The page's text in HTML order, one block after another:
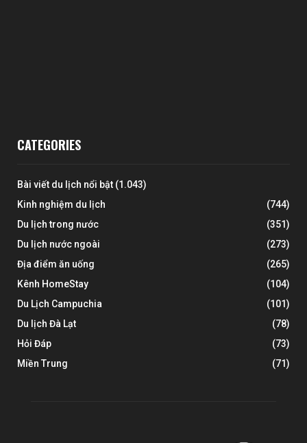
CATEGORIES
Bài viết du lịch nổi bật (1.043)
Kinh nghiệm du lịch
(744)
Du lịch trong nước
(351)
Du lịch nước ngoài
(273)
Địa điểm ăn uống
(265)
Kênh HomeStay
(104)
Du Lịch Campuchia
(101)
Du lịch Đà Lạt
(78)
Hỏi Đáp
(73)
Miền Trung
(71)